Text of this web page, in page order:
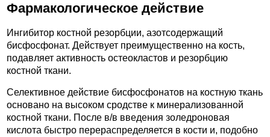
Фармакологическое действие
Ингибитор костной резорбции, азотсодержащий
бисфосфонат. Действует преимущественно на кость,
подавляет активность остеокластов и резорбцию
костной ткани.
Селективное действие бисфосфонатов на костную ткань
основано на высоком сродстве к минерализованной
костной ткани. После в/в введения золедроновая
кислота быстро перераспределяется в кости и, подобно